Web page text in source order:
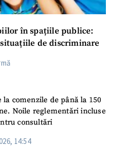
în spațiile publice:
de discriminare
comenzile de până la 150
Noile reglementări incluse
consultări
14:54